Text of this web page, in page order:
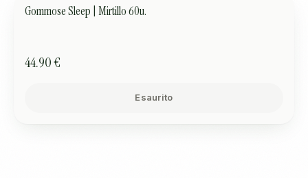
SONNO
Gommose Sleep | Mirtillo 60u.
44.90 €
Esaurito